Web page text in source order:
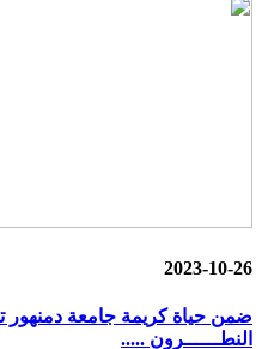
2023-10-26
ضمن حياة كريمة جامعة دمنهور
النطــــــرون .....